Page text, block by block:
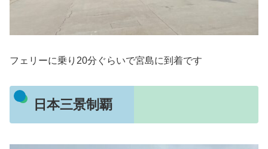
フェリーに乗り20分ぐらいで宮島に到着です
日本三景制覇